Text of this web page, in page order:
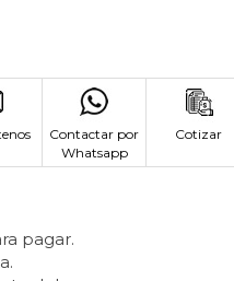
Contactar por
Whatsapp
Cotizar
pagar.